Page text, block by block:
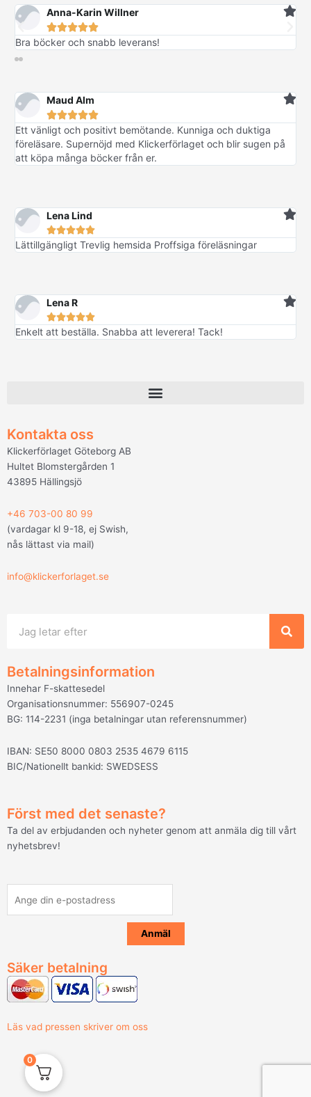
Anna-Karin Willner

Bra böcker och snabb leverans!
Maud Alm

Ett vänligt och positivt bemötande. Kunniga och duktiga
föreläsare. Supernöjd med Klickerförlaget och blir sugen på
att köpa många böcker från er.
Lena Lind

Lättillgängligt Trevlig hemsida Proffsiga föreläsningar
Lena R

Enkelt att beställa. Snabba att leverera! Tack!
Kontakta oss
Klickerförlaget Göteborg AB
Hultet Blomstergården 1
43895 Hällingsjö
+46 703-00 80 99
(vardagar kl 9-18, ej Swish,
nås lättast via mail)
info@klickerforlaget.se
Betalningsinformation
Innehar F-skattesedel
Organisationsnummer: 556907-0245
BG: 114-2231 (inga betalningar utan referensnummer)
IBAN: SE50 8000 0803 2535 4679 6115
BIC/Nationellt bankid: SWEDSESS
Först med det senaste?
Ta del av erbjudanden och nyheter genom att anmäla dig till vårt
nyhetsbrev!
Säker betalning
Läs vad pressen skriver om oss
0